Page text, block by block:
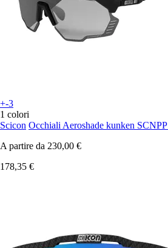
+-3
1 colori
Scicon Occhiali Aeroshade kunken
A partire da 230,00 €
178,35 €